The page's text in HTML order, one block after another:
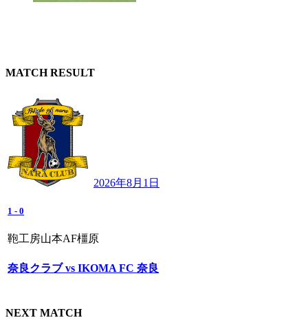
MATCH RESULT
2026年8月1日
1 - 0
鞄工房山本AF橿原
奈良クラブ vs IKOMA FC 奈良
NEXT MATCH